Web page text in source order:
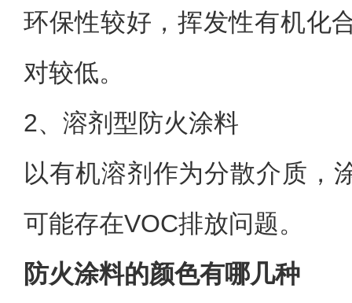
环保性较好，挥发性有机化
对较低。
2、 溶剂型防火涂料
以有机溶剂作为分散介质，
可能存在VOC排放问题。
防火涂料的颜色有哪几种